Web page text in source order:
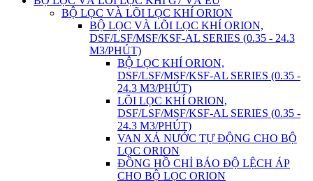
BỘ LỌC VÀ LÕI LỌC KHÍ ORION
BỘ LỌC VÀ LÕI LỌC KHÍ ORION,
DSF/LSF/MSF/KSF-AL SERIES (0.35 - 24.3
M3/PHÚT)
BỘ LỌC KHÍ ORION,
DSF/LSF/MSF/KSF-AL SERIES (0.35 -
24.3 M3/PHÚT)
LÕI LỌC KHÍ ORION,
DSF/LSF/MSF/KSF-AL SERIES (0.35 -
24.3 M3/PHÚT)
VAN XẢ NƯỚC TỰ ĐỘNG CHO BỘ
LỌC ORION
ĐỒNG HỒ CHỈ BÁO ĐỘ LỆCH ÁP
CHO BỘ LỌC ORION